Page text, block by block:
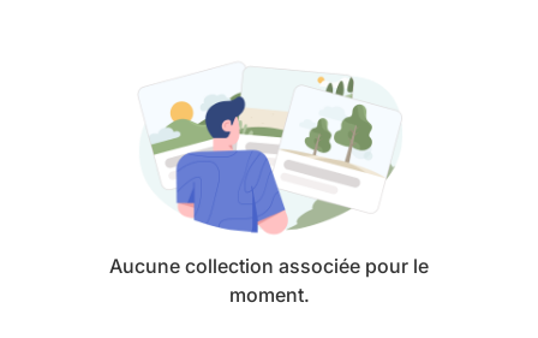
Aucune collection associée pour le
moment.